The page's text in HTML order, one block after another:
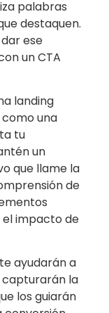
palabras
destaquen.
ese
un CTA
landing
una
tu
un
que llame la
de
el impacto de
ayudarán a
capturarán la
los guiarán